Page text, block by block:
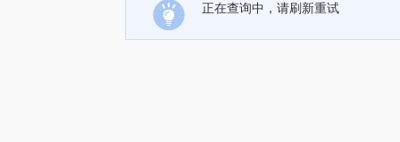
正在查询中，请刷新重试